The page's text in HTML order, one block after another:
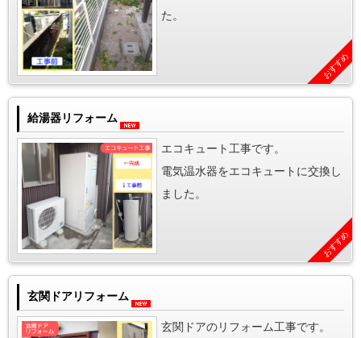
た。
おすすめ
給湯器リフォーム
エコキュート工事です。
電気温水器をエコキュートに交換し
ました。
おすすめ
玄関ドアリフォーム
玄関ドアのリフォーム工事です。